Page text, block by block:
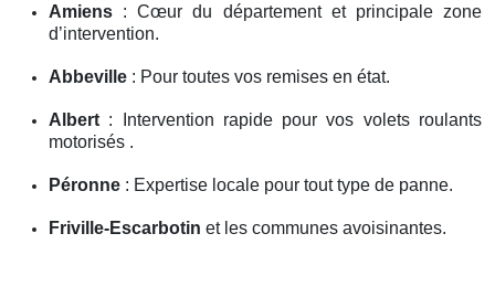
Amiens : Cœur du département et principale zone
d’intervention.
Abbeville : Pour toutes vos remises en état.
Albert : Intervention rapide pour vos volets roulants
motorisés .
Péronne : Expertise locale pour tout type de panne.
Friville-Escarbotin et les communes avoisinantes.